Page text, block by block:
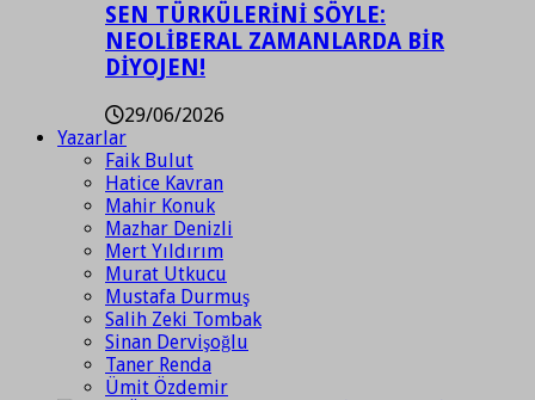
SEN TÜRKÜLERİNİ SÖYLE:
NEOLİBERAL ZAMANLARDA BİR
DİYOJEN!
29/06/2026
Yazarlar
Faik Bulut
Hatice Kavran
Mahir Konuk
Mazhar Denizli
Mert Yıldırım
Murat Utkucu
Mustafa Durmuş
Salih Zeki Tombak
Sinan Dervişoğlu
Taner Renda
Ümit Özdemir